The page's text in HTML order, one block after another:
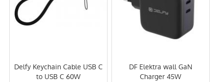
DF Elektra wall GaN
Charger 45W
Delfy Keychain Cable USB C
to USB C 60W